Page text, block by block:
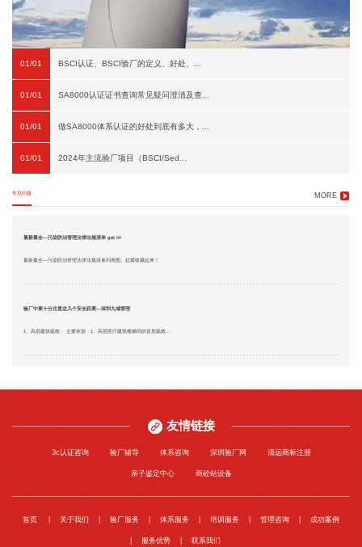
01/01 BSCI认证、BSCI验厂的定义、好处、...
01/01 SA8000认证证书查询常见疑问澄清及查...
01/01 做SA8000体系认证的好处到底有多大，...
01/01 2024年主流验厂项目（BSCI/Sed...
常见问题 MORE
最新最全—污染防治管理法律法规清单 get it!
最新最全—污染防治管理法律法规清单列表图。赶紧收藏起来！
验厂中要十分注意这几个安全距离—深圳九域管理
1、高层建筑疏散： 主要依据：1、高层医疗建筑楼梯间的首层疏散...
友情链接
3c认证咨询 验厂辅导 体系咨询 深圳验厂网 清远商标注册
亲子鉴定中心 商砼站设备
首页 关于我们 验厂服务 体系服务 培训服务 管理咨询 成功案例
服务优势 联系我们